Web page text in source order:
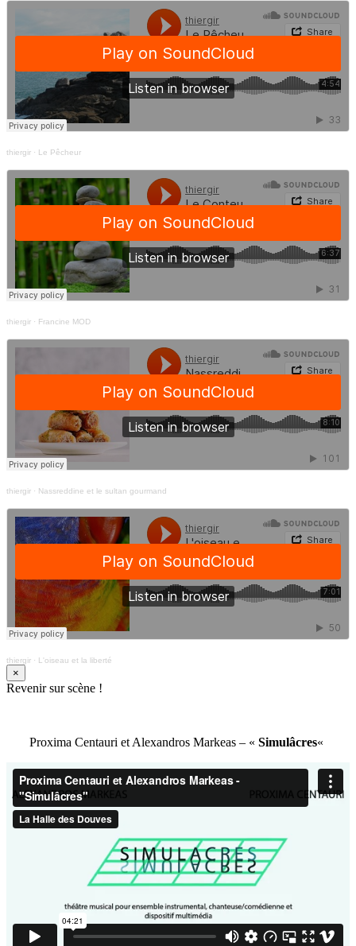
thiergir · Le Pêcheur
thiergir · Francine MOD
thiergir · Nassreddine et le sultan gourmand
thiergir · L'oiseau et la liberté
×
Revenir sur scène !
Proxima Centauri et Alexandros Markeas – « Simulâcres«